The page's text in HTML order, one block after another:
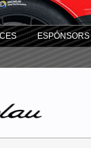
ESPÓNSORS